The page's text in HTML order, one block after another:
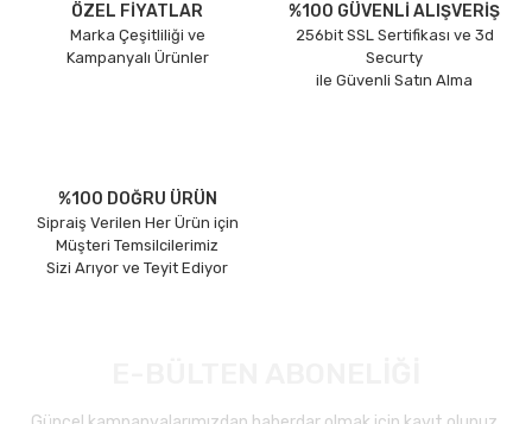
ÖZEL FİYATLAR
Marka Çeşitliliği ve
Kampanyalı Ürünler
%100 GÜVENLİ ALIŞVERİŞ
256bit SSL Sertifikası ve 3d
Securty
ile Güvenli Satın Alma
%100 DOĞRU ÜRÜN
Sipraiş Verilen Her Ürün için
Müşteri Temsilcilerimiz
Sizi Arıyor ve Teyit Ediyor